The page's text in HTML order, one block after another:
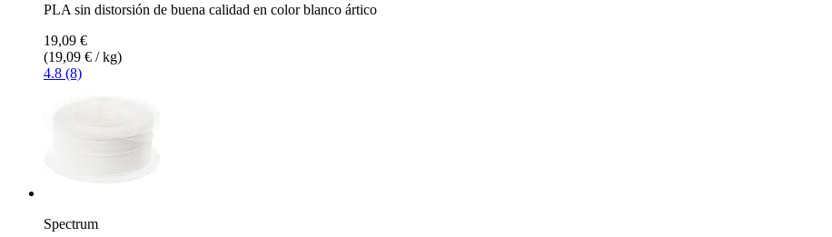
PLA sin distorsión de buena calidad en color blanco ártico
19,09 €
(19,09 € / kg)
4.8 (8)
Spectrum